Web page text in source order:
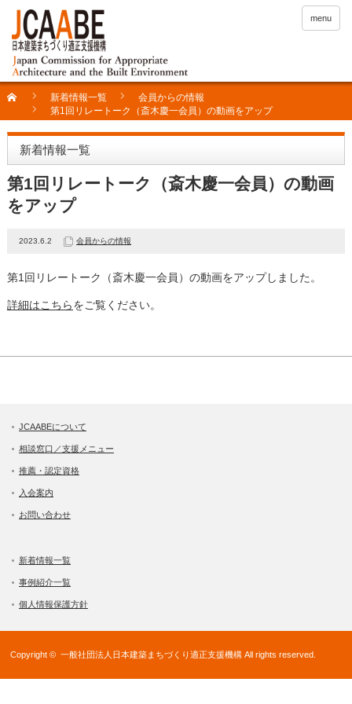
menu
新着情報一覧
会員からの情報
第1回リレートーク（斎木慶一会員）の動画をアップ
新着情報一覧
第1回リレートーク（斎木慶一会員）の動画
をアップ
2023.6.2 会員からの情報
第1 回リレートーク（斎木慶一会員）の動画をアップしました。
詳細はこちらをご覧ください。
JCAABEについて
相談窓口／支援メニュー
推薦・認定資格
入会案内
お問い合わせ
新着情報一覧
事例紹介一覧
個人情報保護方針
Copyright ©一般社団法人日本建築まちづくり適正支援機構 All rights reserved.